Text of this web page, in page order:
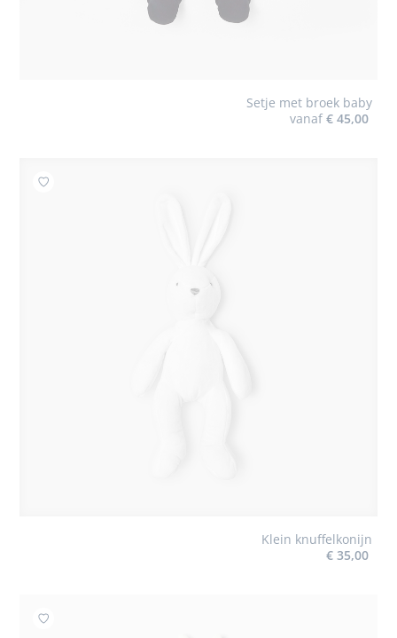
Setje met broek baby
vanaf € 45,00
Klein knuffelkonijn
€ 35,00
Toevoegen aan mijn favorieten : Klein knuffelkonijn
Toevoegen aan mijn favorieten : Knuffeldoekje konijn